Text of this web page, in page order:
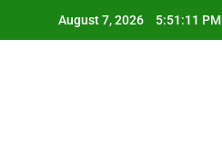
August 7, 2026 5:51:12 PM